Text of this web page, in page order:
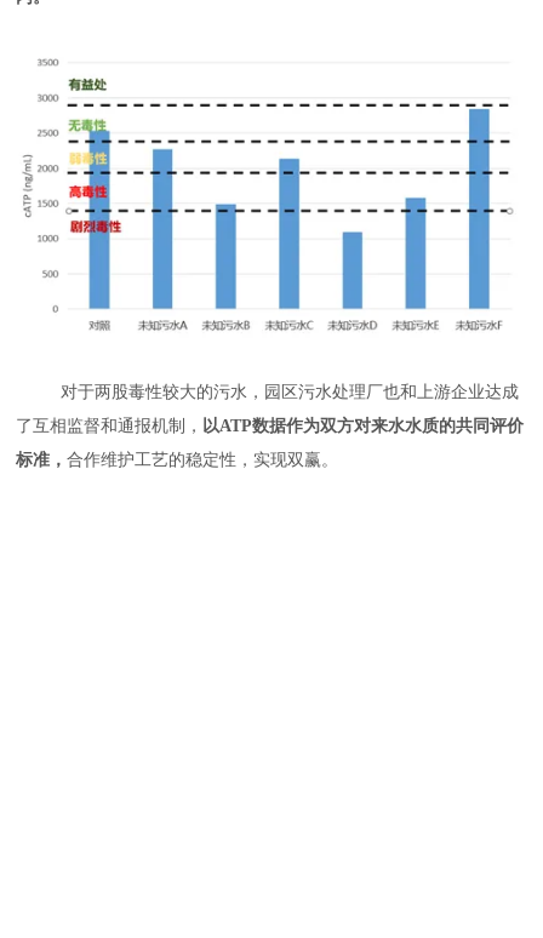
对于两股毒性较大的污水，园区污水处理厂也和上游企业达成
了互相监督和通报机制， 以ATP数据作为双方对来水水质的共同评价
标准，合作维护工艺的稳定性，实现双赢。